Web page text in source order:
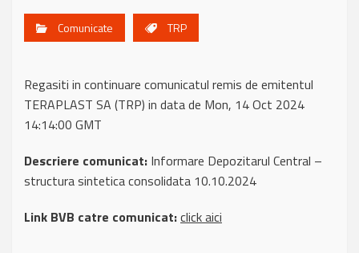
Comunicate TRP
Regasiti in continuare comunicatul remis de emitentul
TERAPLAST SA (TRP) in data de Mon, 14 Oct 2024
14:14:00 GMT
Descriere comunicat: Informare Depozitarul Central –
structura sintetica consolidata 10.10.2024
Link BVB catre comunicat:click aici